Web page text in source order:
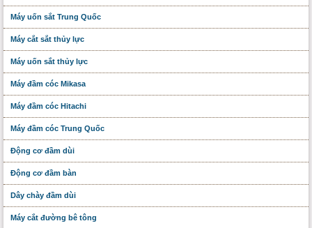
Máy uốn sắt Trung Quốc
Máy cắt sắt thủy lực
Máy uốn sắt thủy lực
Máy đầm cóc Mikasa
Máy đầm cóc Hitachi
Máy đầm cóc Trung Quốc
Động cơ đầm dùi
Động cơ đầm bàn
Dây chày đầm dùi
Máy cắt đường bê tông